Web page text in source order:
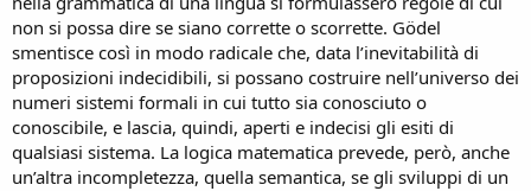
non si possa dire se siano corrette o scorrette. Gödel
smentisce così in modo radicale che, data l’inevitabilità di
proposizioni indecidibili, si possano costruire nell’universo dei
numeri sistemi formali in cui tutto sia conosciuto o
conoscibile, e lascia, quindi, aperti e indecisi gli esiti di
qualsiasi sistema. La logica matematica prevede, però, anche
un’altra incompletezza, quella semantica, se gli sviluppi di un